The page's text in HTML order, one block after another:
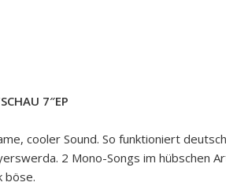
7″EP
cooler Sound. So funktioniert
2 Mono-Songs im hübschen
böse.